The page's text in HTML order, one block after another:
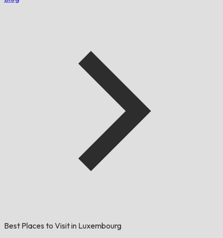
Best Places to Visit in Luxembourg